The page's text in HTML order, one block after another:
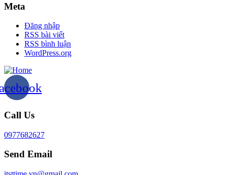
Meta
Đăng nhập
RSS bài viết
RSS bình luận
WordPress.org
Call Us
0977682627
Send Email